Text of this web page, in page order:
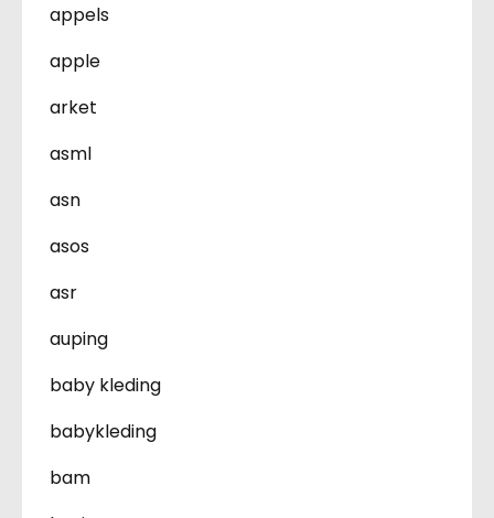
appels
apple
arket
asml
asn
asos
asr
auping
baby kleding
babykleding
bam